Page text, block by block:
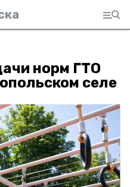
норм ГТО
селе